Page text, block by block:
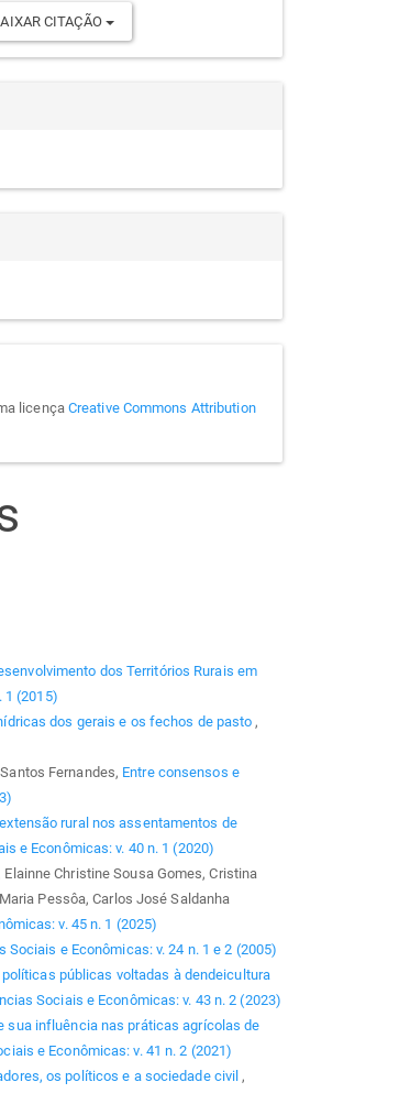
CITAÇÃO
licença Creative Commons Attribution
dos Territórios Rurais em
1 (2015)
dos gerais e os fechos de pasto,
Fernandes, Entre consensos e
rural nos assentamentos de
e Econômicas: v. 40 n. 1 (2020)
Christine Sousa Gomes, Cristina
Pessôa, Carlos José Saldanha
v. 45 n. 1 (2025)
Sociais e Econômicas: v. 24 n. 1 e 2 (2005)
públicas voltadas à dendeicultura
Sociais e Econômicas: v. 43 n. 2 (2023)
sua influência nas práticas agrícolas de
e Econômicas: v. 41 n. 2 (2021)
os políticos e a sociedade civil,